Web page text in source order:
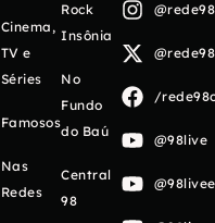
Cinema,
TV e
Séries
Famosos
Nas
Redes
Rock
Insônia
No
Fundo
do Baú
Central
98
/
@98live